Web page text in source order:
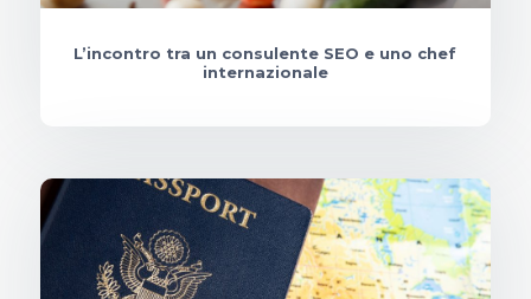
L’incontro tra un consulente SEO e uno chef
internazionale